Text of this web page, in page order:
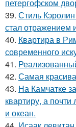
петергофском
39. Стиль
стал отражением
40. Квартира в
современного
41.
42. Самая
43. На Камчатке
квартиру, а
и океан.